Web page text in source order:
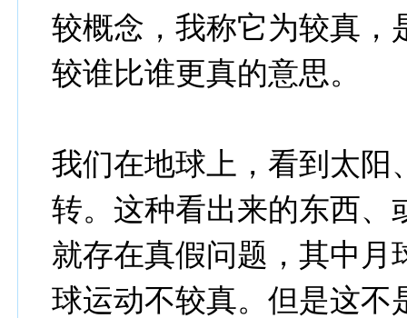
较概念，我称它为较真，
较谁比谁更真的意思。
我们在地球上，看到太阳
转。这种看出来的东西、
就存在真假问题，其中月
球运动不较真。但是这不